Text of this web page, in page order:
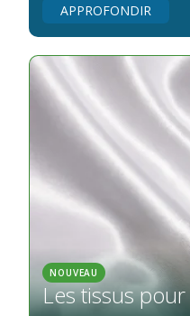
APPROFONDIR
NOUVEAU
Les tissus